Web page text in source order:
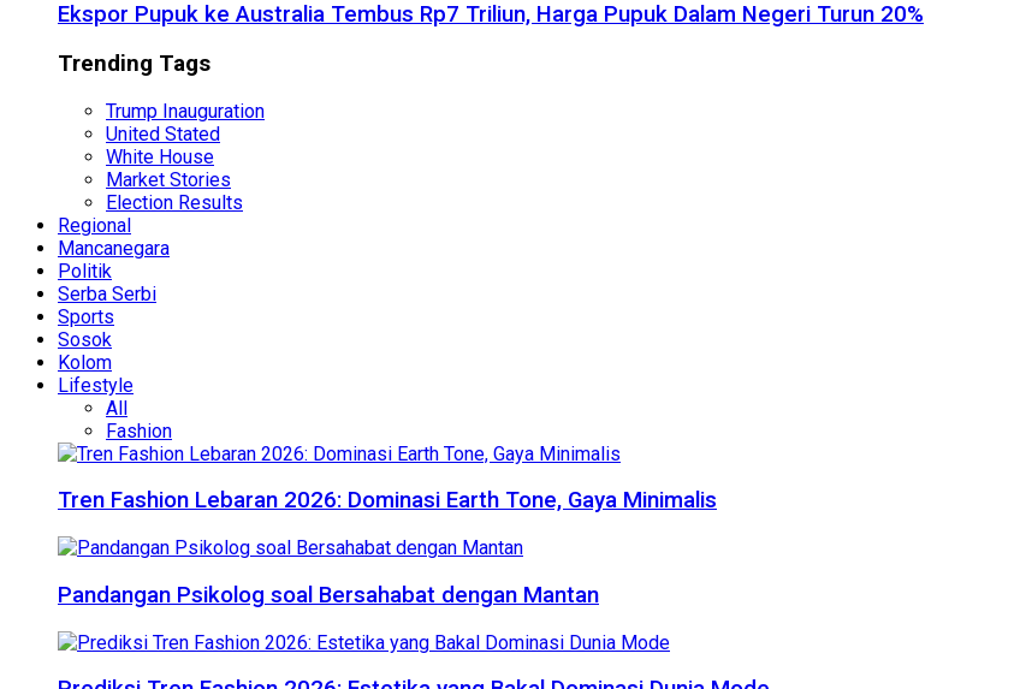
Ekspor Pupuk ke Australia Tembus Rp7 Triliun, Harga Pupuk Dalam Negeri Turun 20%
Trending Tags
Trump Inauguration
United Stated
White House
Market Stories
Election Results
Regional
Mancanegara
Politik
Serba Serbi
Sports
Sosok
Kolom
Lifestyle
All
Fashion
Tren Fashion Lebaran 2026: Dominasi Earth Tone, Gaya Minimalis
Pandangan Psikolog soal Bersahabat dengan Mantan